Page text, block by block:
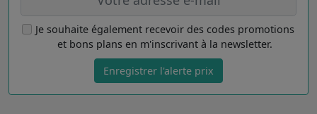
Je souhaite également recevoir des codes promotions
et bons plans en m'inscrivant à la newsletter.
Enregistrer l'alerte prix